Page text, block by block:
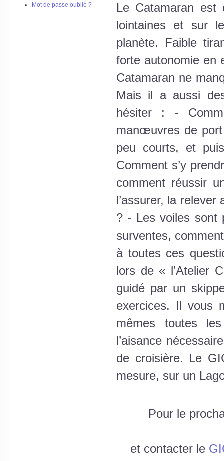
Mot de passe oublié ?
Le Catamaran est
lointaines et sur
planète. Faible
forte autonomie en
Catamaran ne
Mais il a aussi
hésiter : -
manœuvres de
peu courts, et
Comment s’y
comment réussir
l’assurer, la
? - Les voiles sont
surventes,
à toutes ces
lors de « l’Atelier
guidé par un
exercices. Il vous
mêmes toutes
l’aisance
de croisière. Le
mesure, sur un
Pour le
et contacter le